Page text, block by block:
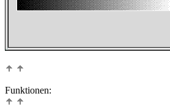
Funktionen: